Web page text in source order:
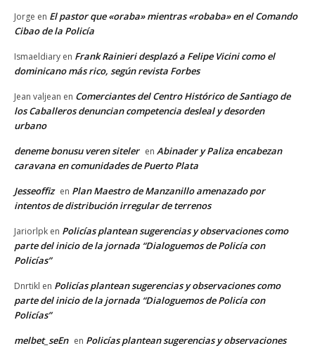
Jorge en El pastor que «oraba» mientras «robaba» en el Comando
Cibao de la Policía
Ismaeldiary en Frank Rainieri desplazó a Felipe Vicini como el
dominicano más rico, según revista Forbes
Jean valjean en Comerciantes del Centro Histórico de Santiago de
los Caballeros denuncian competencia desleal y desorden
urbano
deneme bonusu veren siteler en Abinader y Paliza encabezan
caravana en comunidades de Puerto Plata
Jesseoffiz en Plan Maestro de Manzanillo amenazado por
intentos de distribución irregular de terrenos
Jariorlpk en Policías plantean sugerencias y observaciones como
parte del inicio de la jornada “Dialoguemos de Policía con
Policías”
Dnrtikl en Policías plantean sugerencias y observaciones como
parte del inicio de la jornada “Dialoguemos de Policía con
Policías”
melbet_seEn en Policías plantean sugerencias y observaciones